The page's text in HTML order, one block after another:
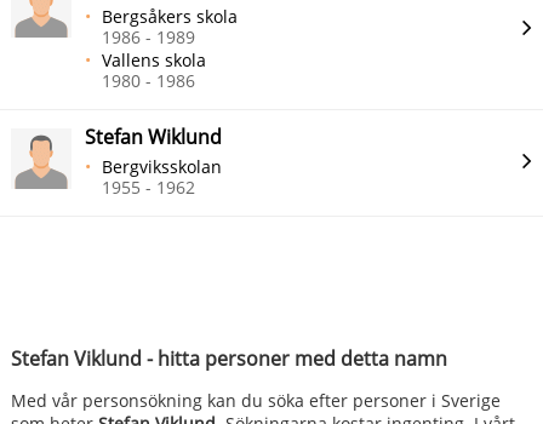
Stefan Viklund - hitta personer med detta namn
Med vår personsökning kan du söka efter personer i Sverige
Bergsåkers skola
1986 - 1989
Vallens skola
1980 - 1986
Stefan Wiklund
Bergviksskolan
1955 - 1962